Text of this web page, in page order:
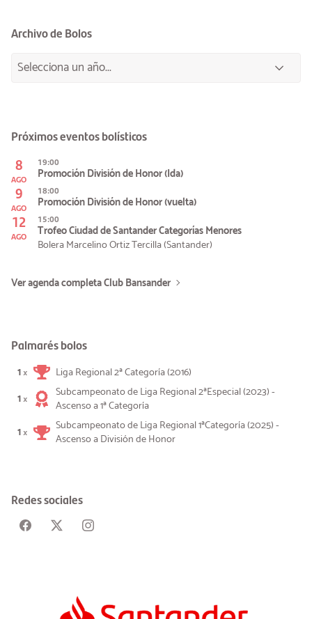
Archivo de Bolos
Próximos eventos bolísticos
8
AGO
19:00
Promoción División de Honor (Ida)
9
AGO
18:00
Promoción División de Honor (vuelta)
12
AGO
15:00
Trofeo Ciudad de Santander Categorías Menores
Bolera Marcelino Ortiz Tercilla (Santander)
Ver agenda completa Club Bansander
Palmarés bolos
1×
Liga Regional 2ª Categoría (2016)
1×
Subcampeonato de Liga Regional 2ªEspecial (2023) -
Ascenso a 1ª Categoría
1×
Subcampeonato de Liga Regional 1ªCategoría (2025) -
Ascenso a División de Honor
Redes sociales